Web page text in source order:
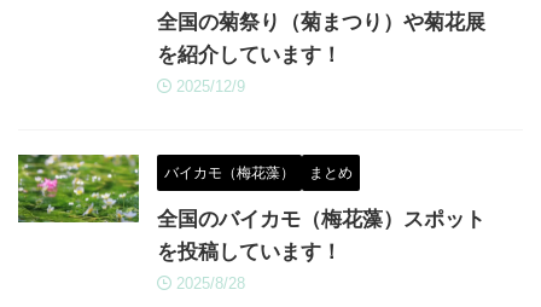
全国の菊祭り（菊まつり）や菊花展
を紹介しています！
2025/12/9
バイカモ（梅花藻） まとめ
全国のバイカモ（梅花藻）スポット
を投稿しています！
2025/8/28